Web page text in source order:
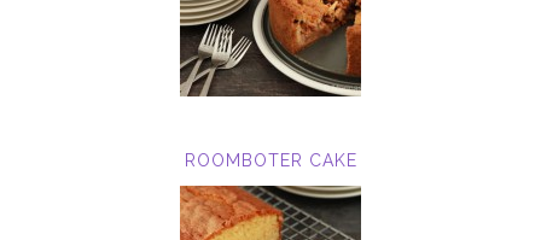
ROOMBOTER CAKE